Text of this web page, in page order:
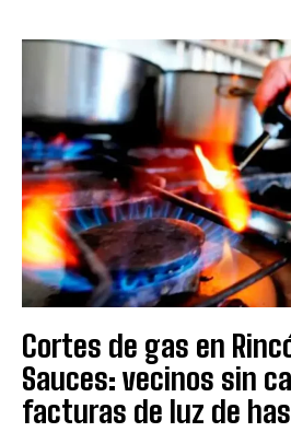
Cortes de gas en
Sauces: vecinos sin
facturas de luz de